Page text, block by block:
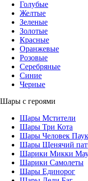
Голубые
Желтые
Зеленые
Золотые
Красные
Оранжевые
Розовые
Серебряные
Синие
Черные
Шары с героями
Шары Мстители
Шары Три Кота
Шары Человек Паук
Шары Щенячий
Шарики Микки
Шарики Самолеты
Шары Единорог